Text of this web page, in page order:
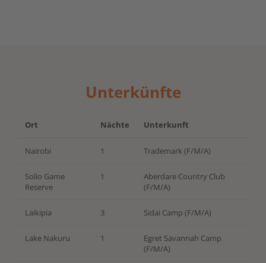
Unterkünfte
Ort Nächte Unterkunft
Nairobi 1 Trademark (F/M/A)
Solio Game
Reserve
1
Aberdare Country Club
(F/M/A)
Laikipia 3 Sidai Camp (F/M/A)
Lake Nakuru 1
Egret Savannah Camp
(F/M/A)